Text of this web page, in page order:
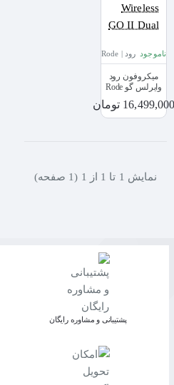
ناموجود رود | Rode
میکروفون رود
وایرلس گو Rode
Dual
تومان
نمايش 1 تا 1 از 1 (1 صفحه)
پشتیبانی و مشاوره رایگان